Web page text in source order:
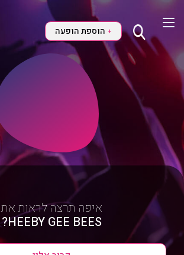
+ הוספת הופעה
איפה תרצה לראות את
HEEBY GEE BEES?